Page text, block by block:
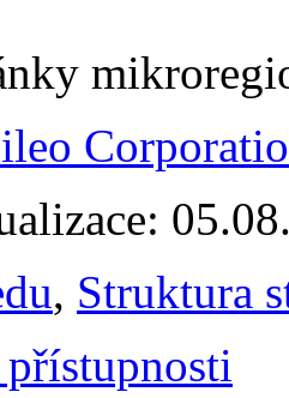
, Struktura